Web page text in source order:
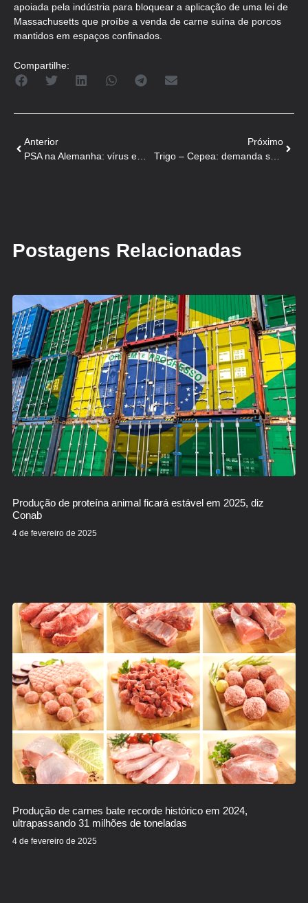
apoiada pela indústria para bloquear a aplicação de uma lei de
Massachusetts que proíbe a venda de carne suína de porcos
mantidos em espaços confinados.
Compartilhe:
Anterior
Próximo
Trigo – Cepea: demanda segue firme, mas o clima vem preocupando bastante
Postagens Relacionadas
Produção de proteína animal ficará estável em 2025, diz
Conab
4 de fevereiro de 2025
Produção de carnes bate recorde histórico em 2024,
ultrapassando 31 milhões de toneladas
4 de fevereiro de 2025